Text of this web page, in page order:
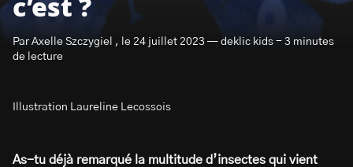
c’est ?
Par Axelle Szczygiel , le 24 juillet 2023 — deklic kids - 3 minutes
de lecture
Illustration Laureline Lecossois
As-tu déjà remarqué la multitude d’insectes qui vient
S’abonner à la newsletter